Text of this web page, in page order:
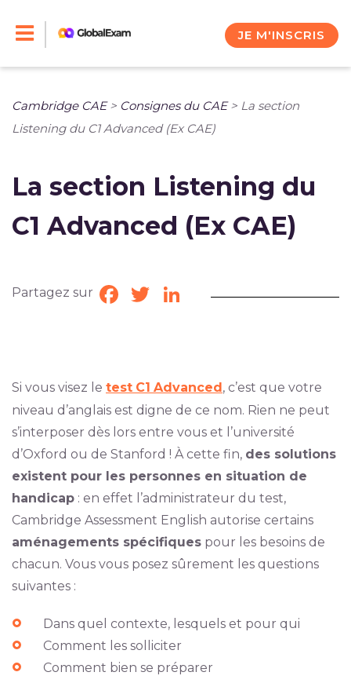
JE M'INSCRIS
Cambridge CAE> Consignes du CAE> La section
Listening du C1 Advanced (Ex CAE)
La section Listening du
C1 Advanced (Ex CAE)
Partagez sur Facebook
TwitterLinkedIn
Si vous visez le test C1 Advanced, c’est que votre
niveau d’anglais est digne de ce nom. Rien ne peut
s’interposer dès lors entre vous et l’université
d’Oxford ou de Stanford ! À cette fin, des solutions
existent pour les personnes en situation de
handicap : en effet l’administrateur du test,
Cambridge Assessment English autorise certains
aménagements spécifiques pour les besoins de
chacun. Vous vous posez sûrement les questions
suivantes :
Dans quel contexte, lesquels et pour qui
Comment les solliciter
Comment bien se préparer